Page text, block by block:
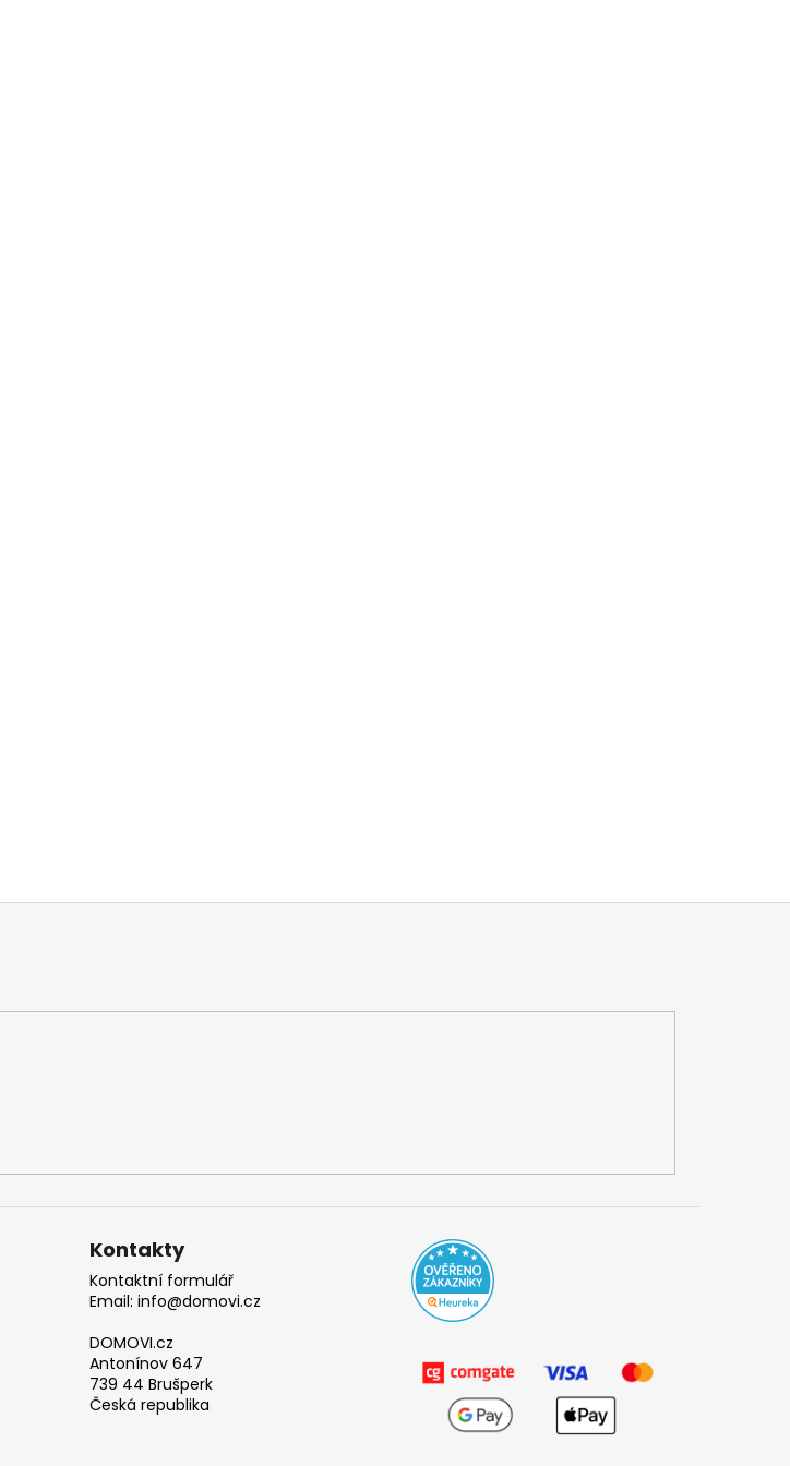
Kontakty
Kontaktní formulář
Email: info@domovi.cz
DOMOVI.cz
Antonínov 647
739 44 Brušperk
Česká republika